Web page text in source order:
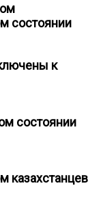
состоянии
к
состоянии
казахстанцев